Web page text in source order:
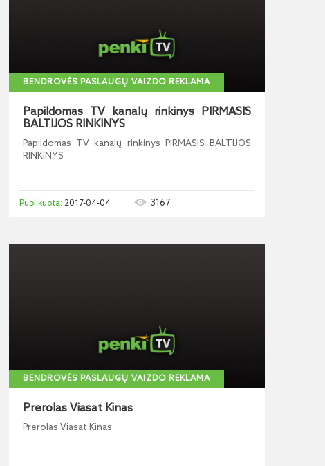
BENDROVĖS PASLAUGŲ VAIZDO REKLAMA
Papildomas TV kanalų rinkinys PIRMASIS
BALTIJOS RINKINYS
Papildomas TV kanalų rinkinys PIRMASIS BALTIJOS
RINKINYS
2017-04-04 3167
BENDROVĖS PASLAUGŲ VAIZDO REKLAMA
Prerolas Viasat Kinas
Prerolas Viasat Kinas